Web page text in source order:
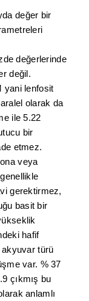
değer bir
değerlerinde
değil.
yani lenfosit
olarak da
ile 5.22
bir
etmez.
veya
gerektirmez,
basit bir
hafif
türü
var. % 37
çıkmış bu
anlamlı